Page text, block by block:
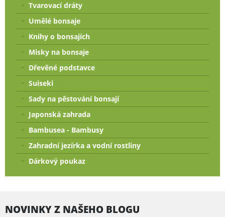
Tvarovací dráty
Umělé bonsaje
Knihy o bonsajích
Misky na bonsaje
Dřevěné podstavce
Suiseki
Sady na pěstování bonsají
Japonská zahrada
Bambusea - Bambusy
Zahradní jezírka a vodní rostliny
Dárkový poukaz
NOVINKY Z NAŠEHO BLOGU